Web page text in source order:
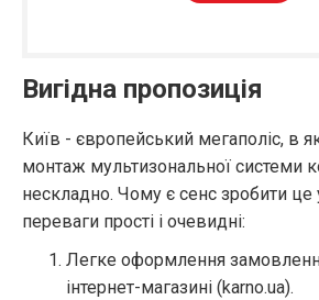
Вигідна пропозиція
Київ - європейський мегаполіс, в
монтаж мультизональної системи
нескладно. Чому є сенс зробити це
переваги прості і очевидні:
Легке оформлення
інтернет-магазині (karno.ua).